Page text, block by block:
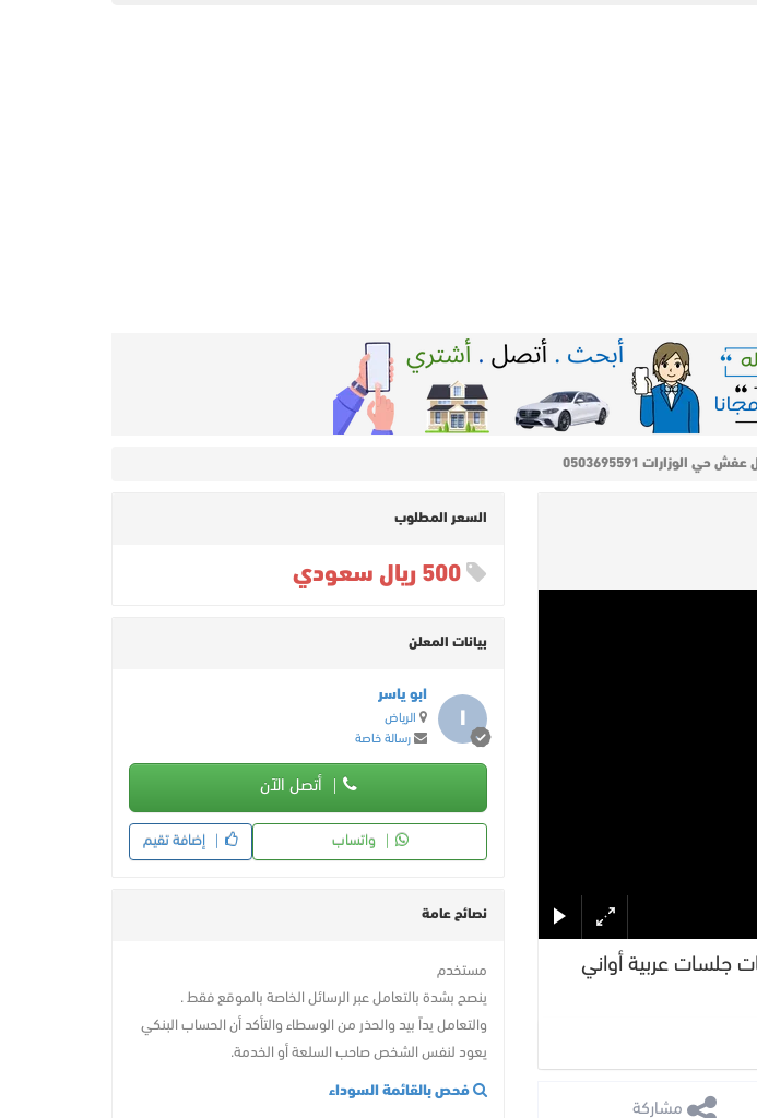
حي الوزارات 0503695591
مطابخ ثلاجات جلسات عربية أواني
السعر المطلوب
بيانات المعلن
ابو ياسر
الرياض
رسالة خاصة
أتصل الآن
واتساب إضافة تقيم
نصائح عامة
مستخدم
ينصح بشدة بالتعامل عبر الرسائل الخاصة بالموقع فقط .
والتعامل يداً بيد والحذر من الوسطاء والتأكد أن الحساب البنكي
يعود لنفس الشخص صاحب السلعة أو الخدمة.
فحص بالقائمة السوداء